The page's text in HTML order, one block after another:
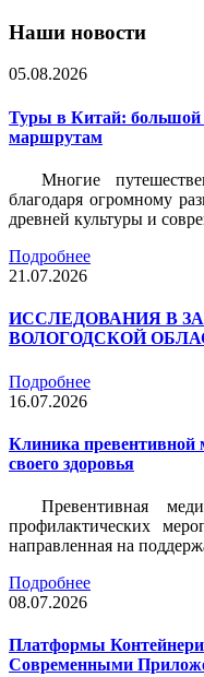
Наши новости
05.08.2026
Туры в Китай: большой
маршрутам
Многие
благодаря огромному
древней культуры и
Подробнее
21.07.2026
ИССЛЕДОВАНИЯ В
ВОЛОГОДСКОЙ
Подробнее
16.07.2026
Клиника превентивной
своего здоровья
Превентивная
профилактических
направленная на
Подробнее
08.07.2026
Платформы
Современными